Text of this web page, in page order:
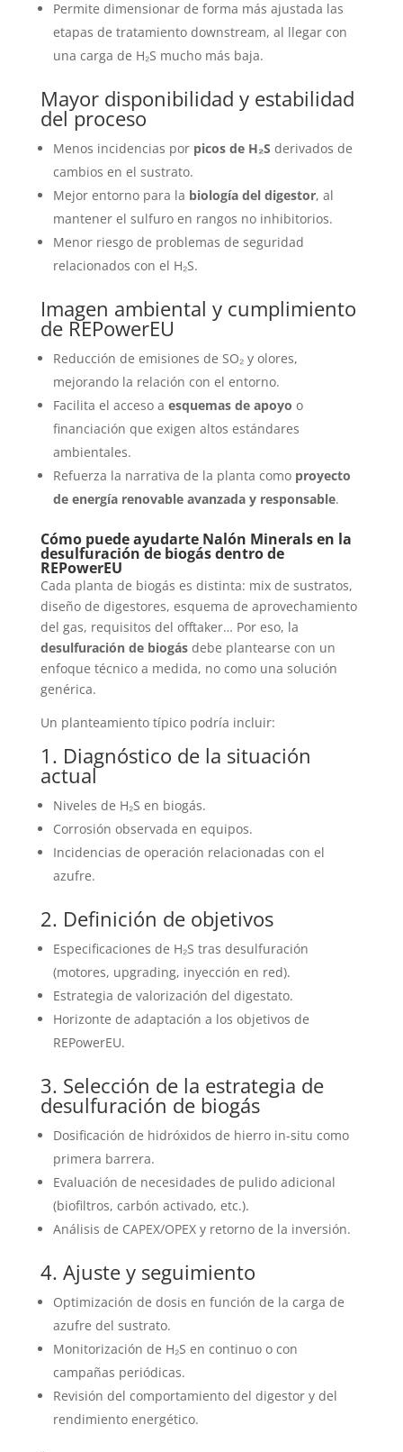
Permite dimensionar de forma más ajustada las
etapas de tratamiento downstream, al llegar con
una carga de H₂S mucho más baja.
Mayor disponibilidad y estabilidad
del proceso
Menos incidencias por picos de H₂S derivados de
cambios en el sustrato.
Mejor entorno para la biología del digestor, al
mantener el sulfuro en rangos no inhibitorios.
Menor riesgo de problemas de seguridad
relacionados con el H₂S.
Imagen ambiental y cumplimiento
de REPowerEU
Reducción de emisiones de SO₂ y olores,
mejorando la relación con el entorno.
Facilita el acceso a esquemas de apoyo o
financiación que exigen altos estándares
ambientales.
Refuerza la narrativa de la planta como proyecto
de energía renovable avanzada y responsable.
Cómo puede ayudarte Nalón Minerals en la
desulfuración de biogás dentro de
REPowerEU
Cada planta de biogás es distinta: mix de sustratos,
diseño de digestores, esquema de aprovechamiento
del gas, requisitos del offtaker… Por eso, la
desulfuración de biogásdebe plantearse con un
enfoque técnico a medida, no como una solución
genérica.
Un planteamiento típico podría incluir:
1. Diagnóstico de la situación
actual
Niveles de H₂S en biogás.
Corrosión observada en equipos.
Incidencias de operación relacionadas con el
azufre.
2. Definición de objetivos
Especificaciones de H₂S tras desulfuración
(motores, upgrading, inyección en red).
Estrategia de valorización del digestato.
Horizonte de adaptación a los objetivos de
REPowerEU.
3. Selección de la estrategia de
desulfuración de biogás
Dosificación de hidróxidos de hierro in-situ como
primera barrera.
Evaluación de necesidades de pulido adicional
(biofiltros, carbón activado, etc.).
Análisis de CAPEX/OPEX y retorno de la inversión.
4. Ajuste y seguimiento
Optimización de dosis en función de la carga de
azufre del sustrato.
Monitorización de H₂S en continuo o con
campañas periódicas.
Revisión del comportamiento del digestor y del
rendimiento energético.